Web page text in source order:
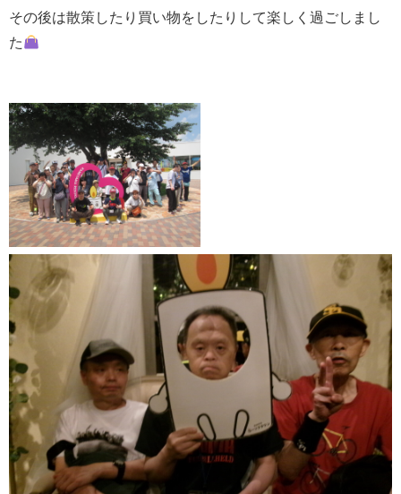
その後は散策したり買い物をしたりして楽しく過ごしまし
た